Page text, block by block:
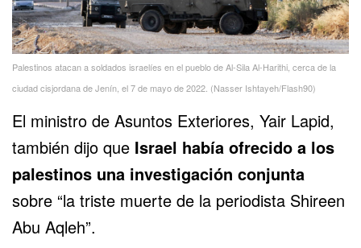
Palestinos atacan a soldados israelíes en el pueblo de Al-Sila Al-Harithi, cerca de la
ciudad cisjordana de Jenín, el 7 de mayo de 2022. (Nasser Ishtayeh/Flash90)
El ministro de Asuntos Exteriores, Yair Lapid,
también dijo que Israel había ofrecido a los
palestinos una investigación conjunta
sobre “la triste muerte de la periodista Shireen
Abu Aqleh”.